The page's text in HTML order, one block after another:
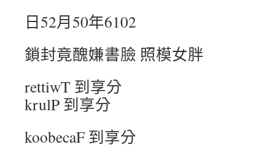
日52月50年6102
鎖封竟醜嫌書臉 照模女胖
rettiwT 到享分
krulP 到享分
koobecaF 到享分